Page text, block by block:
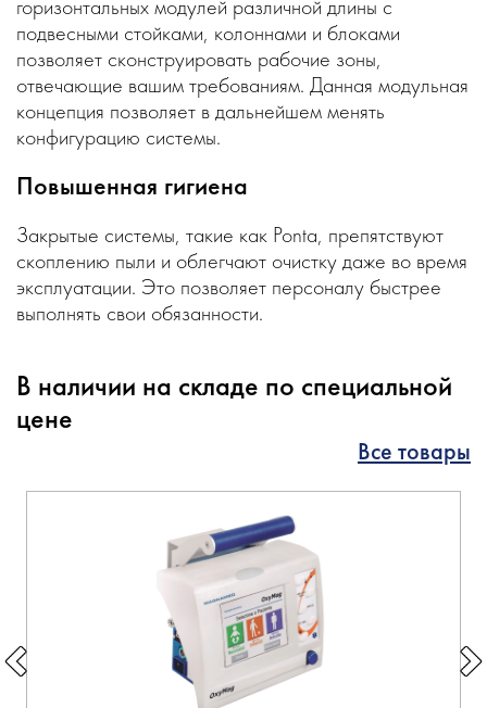
горизонтальных модулей различной длины с
подвесными стойками, колоннами и блоками
позволяет сконструировать рабочие зоны,
отвечающие вашим требованиям. Данная модульная
концепция позволяет в дальнейшем менять
конфигурацию системы.
Повышенная гигиена
Закрытые системы, такие как Ponta, препятствуют
скоплению пыли и облегчают очистку даже во время
эксплуатации. Это позволяет персоналу быстрее
выполнять свои обязанности.
В наличии на складе по специальной
цене
Все товары